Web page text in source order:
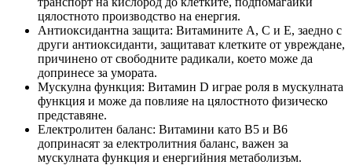
цялостното производство на енергия.
Антиоксидантна защита: Витамините A, C и E, заедно с
други антиоксиданти, защитават клетките от увреждане,
причинено от свободните радикали, което може да
допринесе за умората.
Мускулна функция: Витамин D играе роля в мускулната
функция и може да повлияе на цялостното физическо
представяне.
Електролитен баланс: Витамини като B5 и B6
допринасят за електролитния баланс, важен за
мускулната функция и енергийния метаболизъм.